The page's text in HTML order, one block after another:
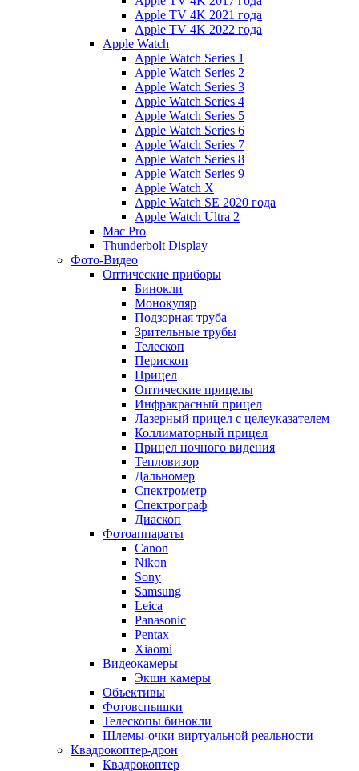
Apple TV 4K 2021 года
Apple TV 4K 2022 года
Apple Watch
Apple Watch Series 1
Apple Watch Series 2
Apple Watch Series 3
Apple Watch Series 4
Apple Watch Series 5
Apple Watch Series 6
Apple Watch Series 7
Apple Watch Series 8
Apple Watch Series 9
Apple Watch X
Apple Watch SE 2020 года
Apple Watch Ultra 2
Mac Pro
Thunderbolt Display
Фото-Видео
Оптические приборы
Бинокли
Монокуляр
Подзорная труба
Зрительные трубы
Телескоп
Перископ
Прицел
Оптические прицелы
Инфракрасный прицел
Лазерный прицел с целеуказателем
Коллиматорный прицел
Прицел ночного видения
Тепловизор
Дальномер
Спектрометр
Спектрограф
Диаскоп
Фотоаппараты
Canon
Nikon
Sony
Samsung
Leica
Panasonic
Pentax
Xiaomi
Видеокамеры
Экшн камеры
Объективы
Фотовспышки
Телескопы бинокли
Шлемы-очки виртуальной реальности
Квадрокоптер-дрон
Квадрокоптер